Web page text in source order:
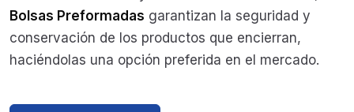
Bolsas Preformadas garantizan la seguridad y
conservación de los productos que encierran,
haciéndolas una opción preferida en el mercado.